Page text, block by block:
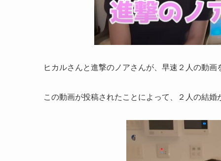
ヒカルさんと進撃のノアさんが、早速２人の動画
この動画が投稿されたことによって、２人の結